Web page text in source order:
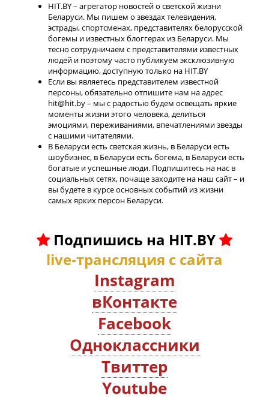
HIT.BY – агрегатор новостей о светской жизни
Беларуси. Мы пишем о звездах телевидения,
эстрады, спортсменах, представителях белорусской
богемы и известных блоггерах из Беларуси. Мы
тесно сотрудничаем с представителями известных
людей и поэтому часто публикуем эксклюзивную
информацию, доступную только на HIT.BY
Если вы являетесь представителем известной
персоны, обязательно отпишите нам на адрес
hit@hit.by – мы с радостью будем освещать яркие
моменты жизни этого человека, делиться
эмоциями, переживаниями, впечатлениями звезды
с нашими читателями.
В Беларуси есть светская жизнь, в Беларуси есть
шоубизнес, в Беларуси есть богема, в Беларуси есть
богатые и успешные люди. Подпишитесь на нас в
социальных сетях, почаще заходите на наш сайт – и
вы будете в курсе основных событий из жизни
самых ярких персон Беларуси.
Подпишись на HIT.BY
live-трансляция с сайта
Instagram
вКонтакте
Facebook
Oдноклассники
Твиттер
Youtube